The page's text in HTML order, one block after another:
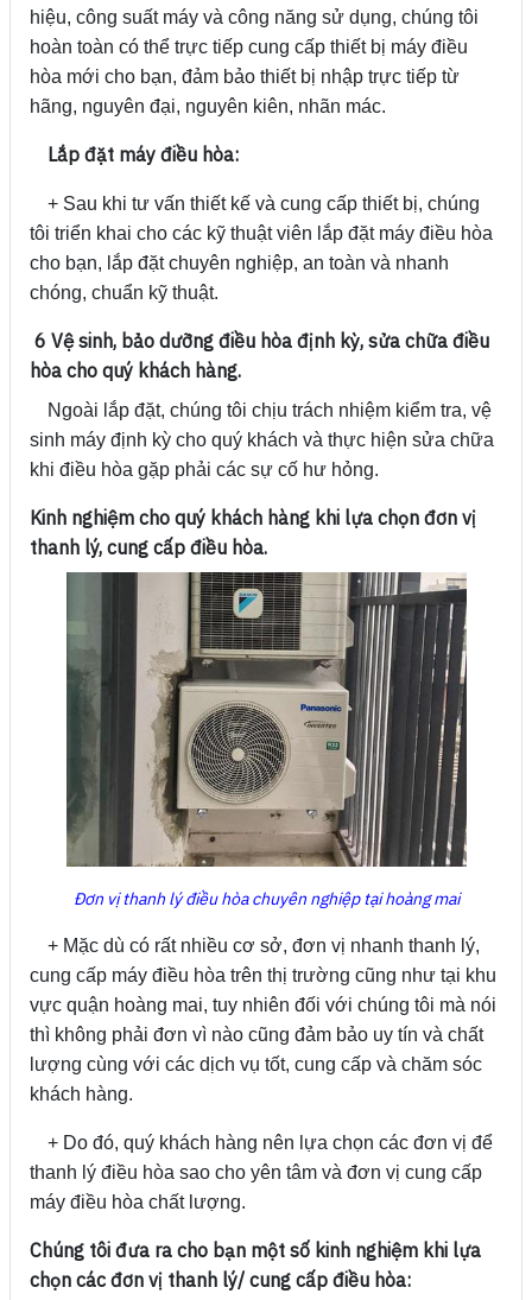
hiệu, công suất máy và công năng sử dụng, chúng tôi
hoàn toàn có thể trực tiếp cung cấp thiết bị máy điều
hòa mới cho bạn, đảm bảo thiết bị nhập trực tiếp từ
hãng, nguyên đại, nguyên kiên, nhãn mác.
Lắp đặt máy điều hòa:
+ Sau khi tư vấn thiết kế và cung cấp thiết bị, chúng
tôi triển khai cho các kỹ thuật viên lắp đặt máy điều hòa
cho bạn, lắp đặt chuyên nghiệp, an toàn và nhanh
chóng, chuẩn kỹ thuật.
6 Vệ sinh, bảo dưỡng điều hòa định kỳ, sửa chữa điều
hòa cho quý khách hàng.
Ngoài lắp đặt, chúng tôi chịu trách nhiệm kiểm tra, vệ
sinh máy định kỳ cho quý khách và thực hiện sửa chữa
khi điều hòa gặp phải các sự cố hư hỏng.
Kinh nghiệm cho quý khách hàng khi lựa chọn đơn vị
thanh lý, cung cấp điều hòa.
Đơn vị thanh lý điều hòa chuyên nghiệp tại hoàng mai
+ Mặc dù có rất nhiều cơ sở, đơn vị nhanh thanh lý,
cung cấp máy điều hòa trên thị trường cũng như tại khu
vực quận hoàng mai, tuy nhiên đối với chúng tôi mà nói
thì không phải đơn vì nào cũng đảm bảo uy tín và chất
lượng cùng với các dịch vụ tốt, cung cấp và chăm sóc
khách hàng.
+ Do đó, quý khách hàng nên lựa chọn các đơn vị để
thanh lý điều hòa sao cho yên tâm và đơn vị cung cấp
máy điều hòa chất lượng.
Chúng tôi đưa ra cho bạn một số kinh nghiệm khi lựa
chọn các đơn vị thanh lý/ cung cấp điều hòa: